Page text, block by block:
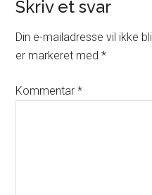
Skriv et svar
Din e-mailadresse vil ikke
er markeret med*
Kommentar*